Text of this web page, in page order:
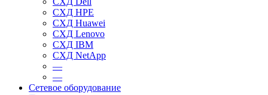
СХД HPE
СХД Huawei
СХД Lenovo
СХД IBM
СХД NetApp
—
—
Сетевое оборудование